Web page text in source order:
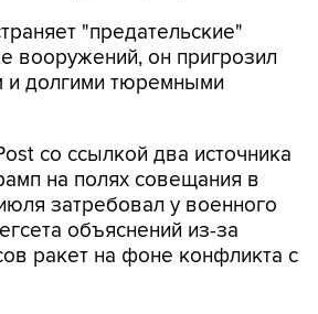
"предательские"
вооружений, он пригрозил
и долгими тюремными
со ссылкой два источника
на полях совещания в
затребовал у военного
объяснений из-за
ракет на фоне конфликта с